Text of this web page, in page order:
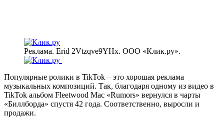
Реклама. Erid 2Vtzqve9YHx. ООО «Клик.ру».
Популярные ролики в TikTok – это хорошая реклама
музыкальных композиций. Так, благодаря одному из видео в
TikTok альбом Fleetwood Mac «Rumors» вернулся в чарты
«Биллборда» спустя 42 года. Соответственно, выросли и
продажи.